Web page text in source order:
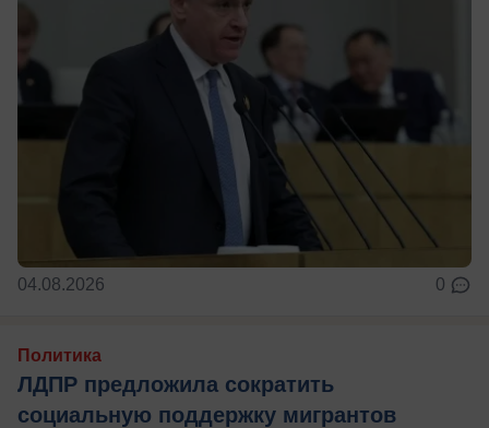
04.08.2026 0
Политика
ЛДПР предложила сократить
социальную поддержку мигрантов